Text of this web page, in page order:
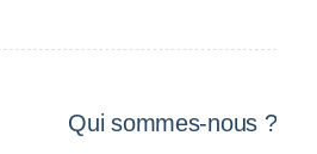
Qui sommes-nous ?